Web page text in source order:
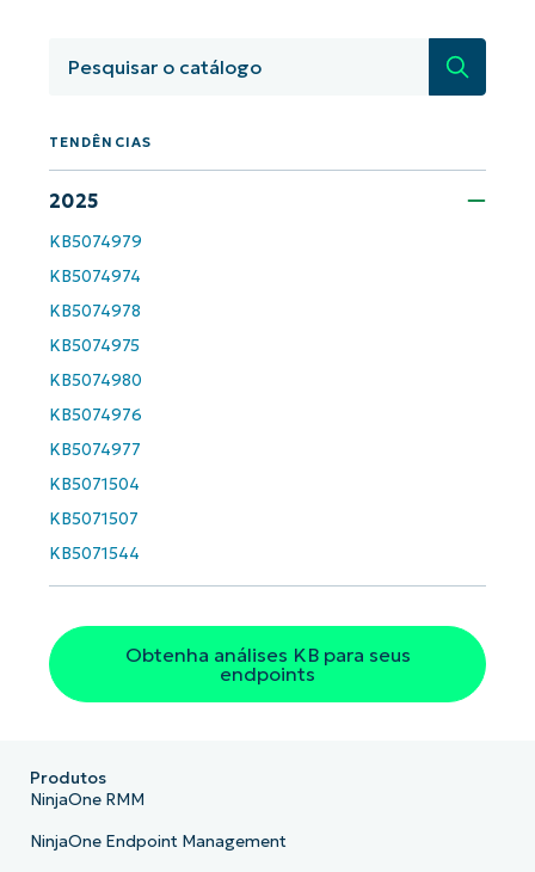
TENDÊNCIAS
2025
KB5074979
KB5074974
KB5074978
KB5074975
KB5074980
KB5074976
KB5074977
KB5071504
KB5071507
KB5071544
Obtenha análises KB para seus
endpoints
Comece a usar as análises de KB
orientadas por IA do NinjaOne!
First
email*
number*
name*
Produtos
NinjaOne RMM
NinjaOne Endpoint Management